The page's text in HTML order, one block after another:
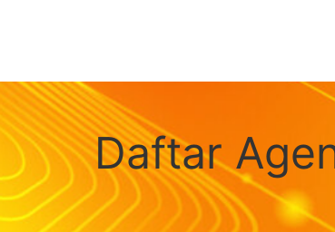
Daftar